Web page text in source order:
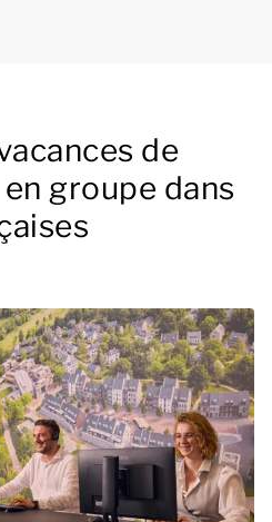
de
groupe dans